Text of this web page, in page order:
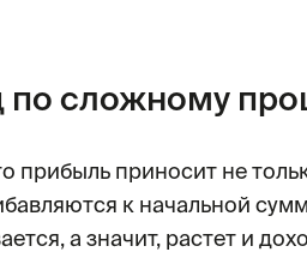
по сложному
прибыль приносит не
к начальной
а значит, растет и